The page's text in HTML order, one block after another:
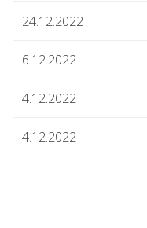
24.12.2022
6.12.2022
4.12.2022
4.12.2022